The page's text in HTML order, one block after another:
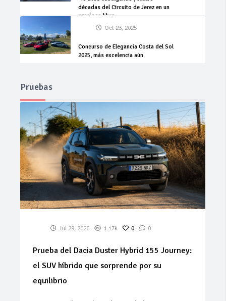
décadas del Circuito de Jerez en un
precioso libro
Oct 23, 2025
Concurso de Elegancia Costa del Sol
2025, más excelencia aún
Pruebas
Jul 29, 2026 1.17k 0 0
Prueba del Dacia Duster Hybrid 155 Journey:
el SUV híbrido que sorprende por su
equilibrio